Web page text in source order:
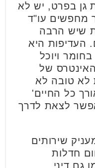
גן בפרט, יש לא
מחפשים עו"ד
שיש הרבה
העדיפות היא
ויוכל
של
לא טובה לא
כל החיים'
לצאת לדרך
שירותים
חדלות
גם דיני